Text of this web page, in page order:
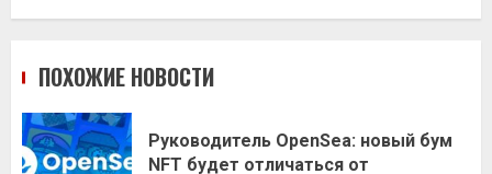
ПОХОЖИЕ НОВОСТИ
Руководитель OpenSea: новый бум
NFT будет отличаться от